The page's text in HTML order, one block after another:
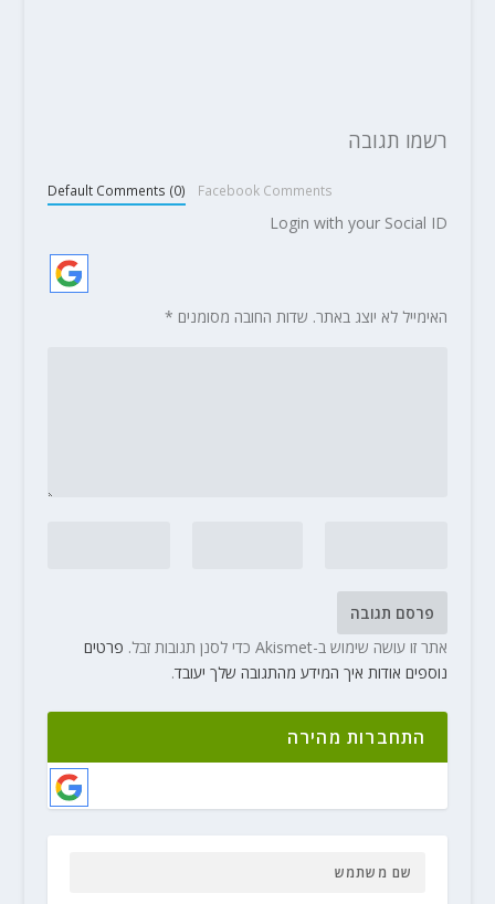
רשמו תגובה
Default Comments (0) Facebook Comments
Login with your Social ID
האימייל לא יוצג באתר. שדות החובה מסומנים *
אתר זו עושה שימוש ב-Akismet כדי לסנן תגובות זבל.
פרטים
נוספים אודות איך המידע מהתגובה שלך יעובד.
התחברות מהירה